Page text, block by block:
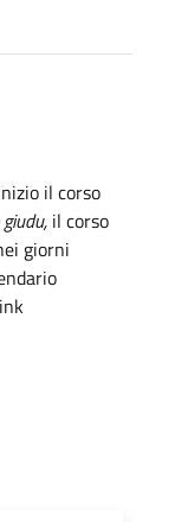
il corso
il corso
giorni